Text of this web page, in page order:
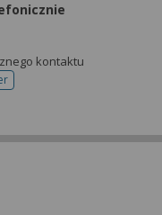
kontaktu
do rejestracji